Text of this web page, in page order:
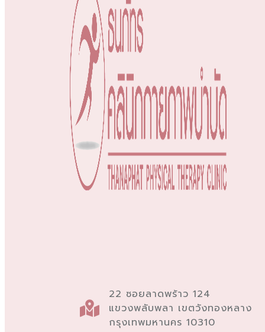
22 ซอยลาดพร้าว 124
แขวงพลับพลา เขตวังทองหลาง
กรุงเทพมหานคร 10310